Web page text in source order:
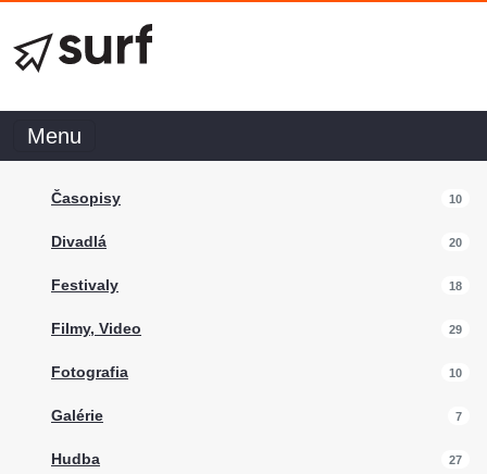
Menu
Časopisy 10
Divadlá 20
Festivaly 18
Filmy, Video 29
Fotografia 10
Galérie 7
Hudba 27